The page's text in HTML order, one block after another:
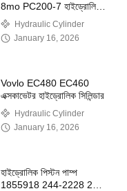
8mo PC200-7 হাইড্রোলিক
সিলিন্ডার কারখানা সরাসরি বিক্রয়
Hydraulic Cylinder
January 16, 2026
Vovlo EC480 EC460
এক্সকাভেটর হাইড্রোলিক সিলিন্ডার
Hydraulic Cylinder
January 16, 2026
হাইড্রোলিক পিস্টন পাম্প
1855918 244-2228 224-